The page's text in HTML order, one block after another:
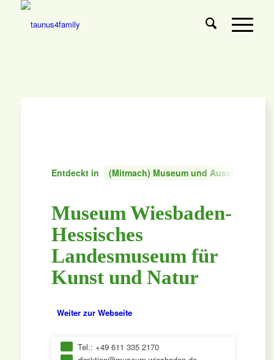
Entdeckt in (Mitmach) Museum und Ausstellung
Museum Wiesbaden-
Hessisches
Landesmuseum für
Kunst und Natur
Weiter zur Webseite
Tel.: +49 611 335 2170